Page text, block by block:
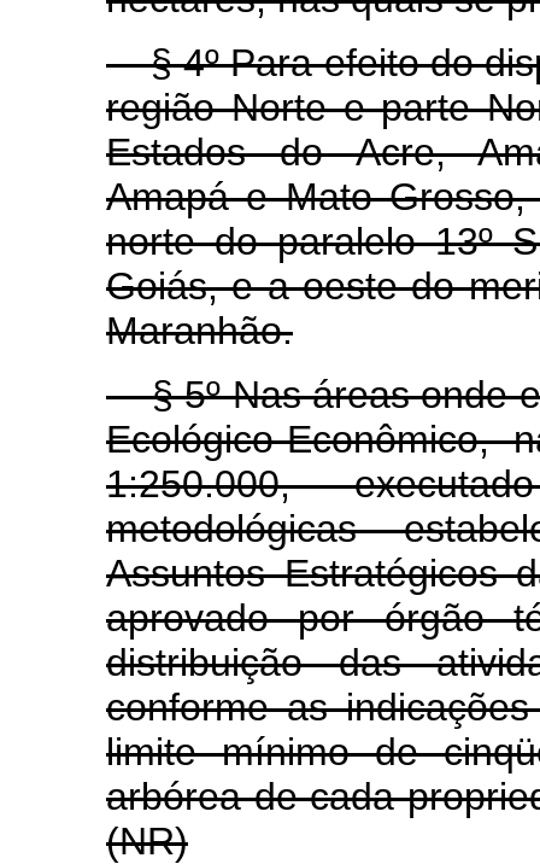
§ 4º Para efeito do
região Norte e parte
Estados do Acre,
Amapá e Mato
norte do paralelo 13º
Goiás, e a oeste do
Maranhão.
§ 5º Nas áreas onde
Ecológico-
1:250.000,
metodológicas
Assuntos Estratégicos
aprovado por órgão
distribuição das
conforme as
limite mínimo de
arbórea de cada
(NR)